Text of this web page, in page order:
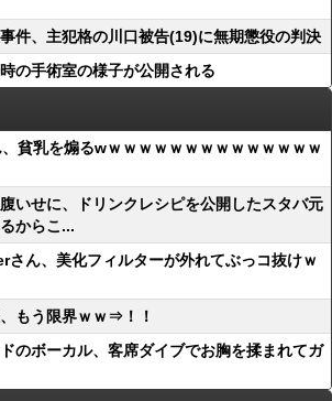
件、主犯格の川口被告(19)に無期懲役の判決
の手術室の様子が公開される
、貧乳を煽るwｗｗｗｗｗｗｗｗｗｗｗｗｗｗ
いせに、ドリンクレシピを公開したスタバ元
からこ...
さん、美化フィルターが外れてぶっコ抜けｗ
もう限界ｗｗ⇒！！
のボーカル、客席ダイブでお胸を揉まれてガ